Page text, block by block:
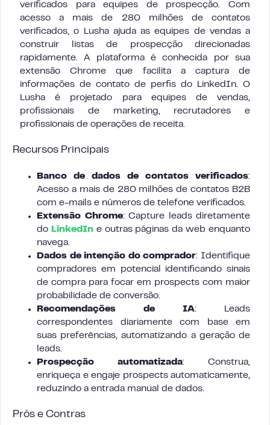
verificados para equipes de prospecção. Com
acesso a mais de 280 milhões de contatos
verificados, o Lusha ajuda as equipes de vendas a
construir listas de prospecção direcionadas
rapidamente. A plataforma é conhecida por sua
extensão Chrome que facilita a captura de
informações de contato de perfis do LinkedIn. O
Lusha é projetado para equipes de vendas,
profissionais de marketing, recrutadores e
profissionais de operações de receita.
Recursos Principais
Banco de dados de contatos verificados:
Acesso a mais de 280 milhões de contatos B2B
com e-mails e números de telefone verificados.
Extensão Chrome: Capture leads diretamente
do LinkedIne outras páginas da web enquanto
navega.
Dados de intenção do comprador: Identifique
compradores em potencial identificando sinais
de compra para focar em prospects com maior
probabilidade de conversão.
Recomendações de IA: Leads
correspondentes diariamente com base em
suas preferências, automatizando a geração de
leads.
Prospecção automatizada: Construa,
enriqueça e engaje prospects automaticamente,
reduzindo a entrada manual de dados.
Prós e Contras